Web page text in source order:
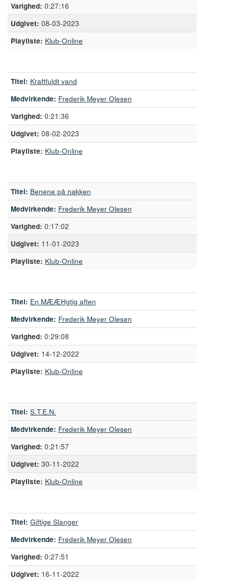
0:27:16
08-03-2023
Playliste: Klub-Online
Titel: Kraftfuldt vand
Medvirkende: Frederik Meyer Olesen
0:21:36
08-02-2023
Playliste: Klub-Online
Titel: Benene på nakken
Medvirkende: Frederik Meyer Olesen
0:17:02
11-01-2023
Playliste: Klub-Online
Titel: En MÆÆHgtig aften
Medvirkende: Frederik Meyer Olesen
0:29:08
14-12-2022
Playliste: Klub-Online
Titel: S.T.E.N.
Medvirkende: Frederik Meyer Olesen
0:21:57
30-11-2022
Playliste: Klub-Online
Titel: Giftige Slanger
Medvirkende: Frederik Meyer Olesen
0:27:51
16-11-2022